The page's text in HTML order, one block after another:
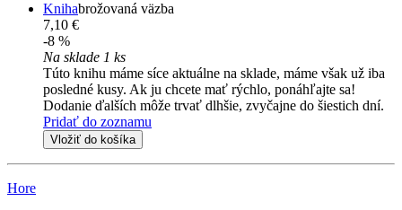
Knihabrožovaná väzba
7,10 €
-8 %
Na sklade 1 ks
Túto knihu máme síce aktuálne na sklade, máme však už iba
posledné kusy. Ak ju chcete mať rýchlo, ponáhľajte sa!
Dodanie ďalších môže trvať dlhšie, zvyčajne do šiestich dní.
Pridať do zoznamu
Vložiť do košíka
Hore